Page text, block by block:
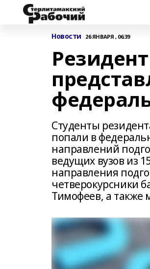
Новости 26 ЯНВАРЯ , 06:39
Студенты
попали в
направлений
ведущих вузов из
направления
четверокурсники
Тимофеев, а также